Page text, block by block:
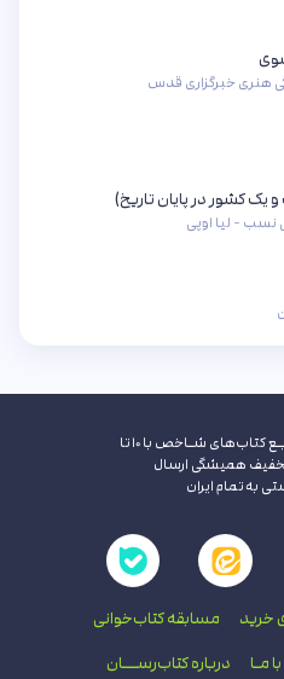
هنری خبرگزاری قدس
یک کشور در پایان تاریخ)
- لیا اوپی
شــبکه توزیـع کتاب‌های شـاخص با ۱۰ تا
تخفیف همیشگی ارسال
به تمام ایران
خرید مسابقه کتاب‌خوانی
مـا درباره کتاب‌رســـان